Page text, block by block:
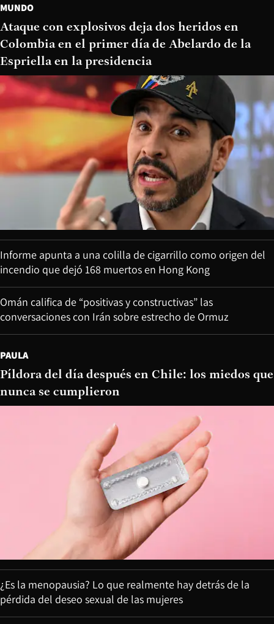
MUNDO
Ataque con explosivos deja dos heridos en
Colombia en el primer día de Abelardo de la
Espriella en la presidencia
Informe apunta a una colilla de cigarrillo como origen del
incendio que dejó 168 muertos en Hong Kong
Omán califica de “positivas y constructivas” las
conversaciones con Irán sobre estrecho de Ormuz
PAULA
Píldora del día después en Chile: los miedos que
nunca se cumplieron
¿Es la menopausia? Lo que realmente hay detrás de la
pérdida del deseo sexual de las mujeres